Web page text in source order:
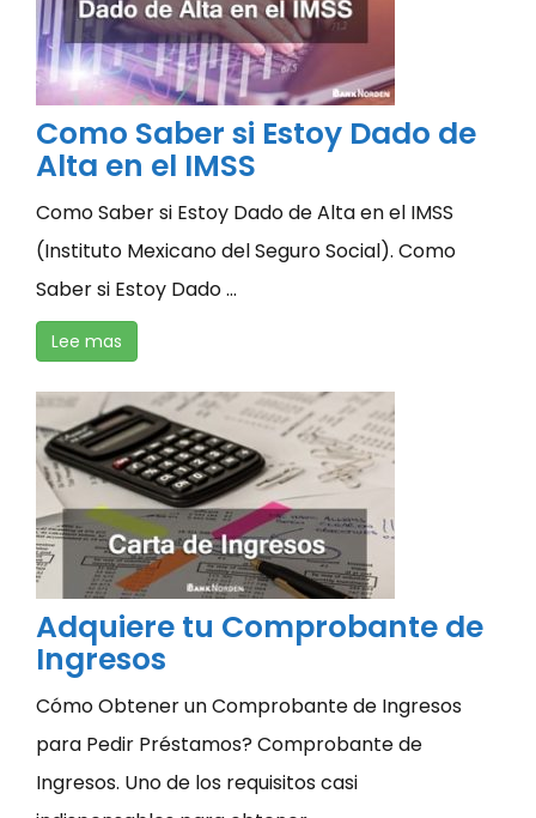
Como Saber si Estoy Dado de
Alta en el IMSS
Como Saber si Estoy Dado de Alta en el IMSS
(Instituto Mexicano del Seguro Social). Como
Saber si Estoy Dado ...
Lee mas
Adquiere tu Comprobante de
Ingresos
Cómo Obtener un Comprobante de Ingresos
para Pedir Préstamos? Comprobante de
Ingresos. Uno de los requisitos casi